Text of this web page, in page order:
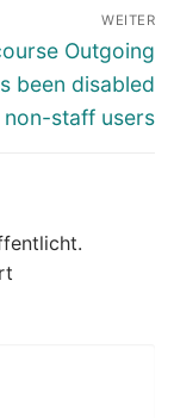
WEITER
Outgoing
been disabled
staff users